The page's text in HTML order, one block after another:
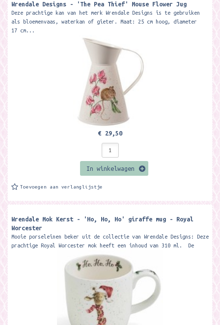
Wrendale Designs - 'The Pea Thief' Mouse Flower Jug
Deze prachtige kan van het merk Wrendale Designs is te gebruiken
als bloemenvaas, waterkan of gieter. Maat: 25 cm hoog, diameter
17 cm...
€ 29,50
In winkelwagen
Toevoegen aan verlanglijstje
Wrendale Mok Kerst - 'Ho, Ho, Ho' giraffe mug - Royal
Worcester
Mooie porseleinen beker uit de collectie van Wrendale Designs: Deze
prachtige Royal Worcester mok heeft een inhoud van 310 ml. De